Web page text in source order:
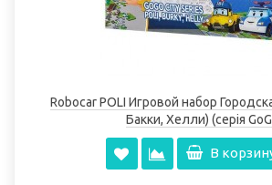
Robocar POLI Игровой набор
Бакки, Хелли) (серія
В